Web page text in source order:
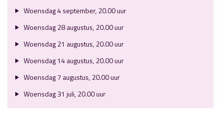
Woensdag 4 september, 20.00 uur
Woensdag 28 augustus, 20.00 uur
Woensdag 21 augustus, 20.00 uur
Woensdag 14 augustus, 20.00 uur
Woensdag 7 augustus, 20.00 uur
Woensdag 31 juli, 20.00 uur